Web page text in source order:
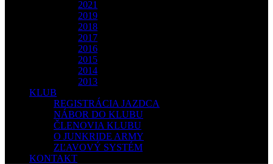
2021
2019
2018
2017
2016
2015
2014
2013
KLUB
REGISTRÁCIA JAZDCA
NÁBOR DO KLUBU
ČLENOVIA KLUBU
O JUNKRIDE ARMY
ZĽAVOVÝ SYSTÉM
KONTAKT